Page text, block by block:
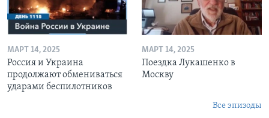
МАРТ 14, 2025
Россия и Украина
продолжают обмениваться
ударами беспилотников
МАРТ 14, 2025
Поездка Лукашенко в
Москву
Все эпизоды